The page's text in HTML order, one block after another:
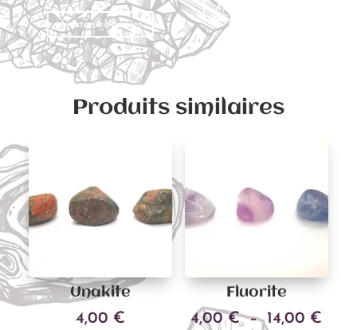
Ajouter au panier
Ajouter au panier
Produits similaires
Unakite
4,00 €
Fluorite
4,00€ – 14,00 €